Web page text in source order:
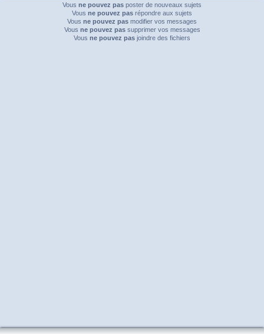
Vous ne pouvez pas poster de nouveaux sujets
Vous ne pouvez pas répondre aux sujets
Vous ne pouvez pas modifier vos messages
Vous ne pouvez passupprimer vos messages
Vous ne pouvez pas joindre des fichiers